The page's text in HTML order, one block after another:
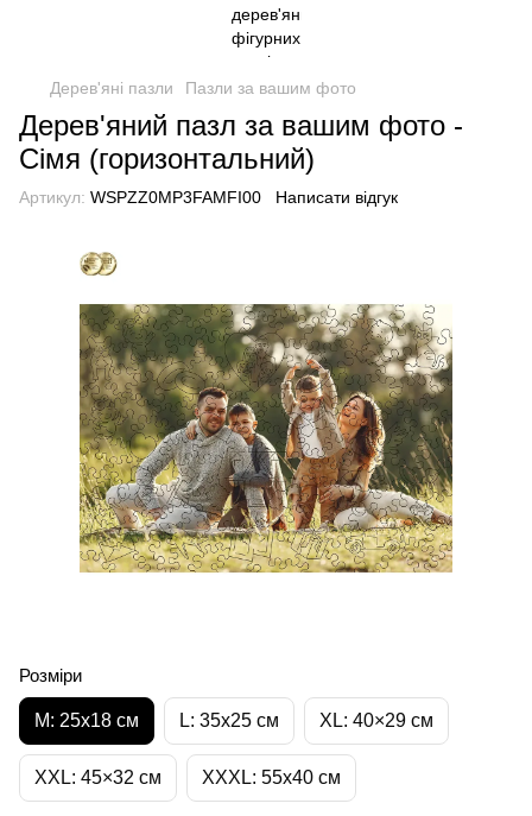
Дерев'яні пазли Пазли за вашим фото
Дерев'яний пазл за вашим фото -
Сімя (горизонтальний)
Артикул: WSPZZ0MP3FAMFI00 Написати відгук
Розміри
M: 25x18 см L: 35х25 см XL: 40×29 см
XXL: 45×32 cм XXXL: 55x40 см